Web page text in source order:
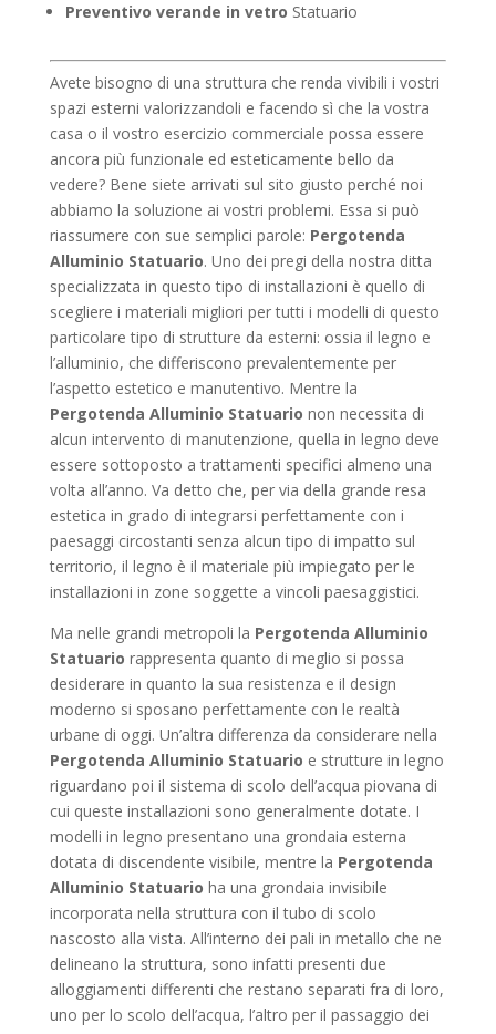
Preventivo verande in vetro Statuario
Avete bisogno di una struttura che renda vivibili i vostri
spazi esterni valorizzandoli e facendo sì che la vostra
casa o il vostro esercizio commerciale possa essere
ancora più funzionale ed esteticamente bello da
vedere? Bene siete arrivati sul sito giusto perché noi
abbiamo la soluzione ai vostri problemi. Essa si può
riassumere con sue semplici parole: Pergotenda
Alluminio Statuario. Uno dei pregi della nostra ditta
specializzata in questo tipo di installazioni è quello di
scegliere i materiali migliori per tutti i modelli di questo
particolare tipo di strutture da esterni: ossia il legno e
l’alluminio, che differiscono prevalentemente per
l’aspetto estetico e manutentivo. Mentre la
Pergotenda Alluminio Statuario non necessita di
alcun intervento di manutenzione, quella in legno deve
essere sottoposto a trattamenti specifici almeno una
volta all’anno. Va detto che, per via della grande resa
estetica in grado di integrarsi perfettamente con i
paesaggi circostanti senza alcun tipo di impatto sul
territorio, il legno è il materiale più impiegato per le
installazioni in zone soggette a vincoli paesaggistici.
Ma nelle grandi metropoli la Pergotenda Alluminio
Statuario rappresenta quanto di meglio si possa
desiderare in quanto la sua resistenza e il design
moderno si sposano perfettamente con le realtà
urbane di oggi. Un’altra differenza da considerare nella
Pergotenda Alluminio Statuario e strutture in legno
riguardano poi il sistema di scolo dell’acqua piovana di
cui queste installazioni sono generalmente dotate. I
modelli in legno presentano una grondaia esterna
dotata di discendente visibile, mentre la Pergotenda
Alluminio Statuario ha una grondaia invisibile
incorporata nella struttura con il tubo di scolo
nascosto alla vista. All’interno dei pali in metallo che ne
delineano la struttura, sono infatti presenti due
alloggiamenti differenti che restano separati fra di loro,
uno per lo scolo dell’acqua, l’altro per il passaggio dei